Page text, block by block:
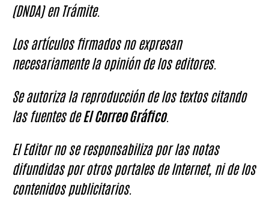
(DNDA) en Trámite.
Los artículos firmados no expresan
necesariamente la opinión de los editores.
Se autoriza la reproducción de los textos citando
las fuentes deEl Correo Gráfico.
El Editor no se responsabiliza por las notas
difundidas por otros portales de Internet, ni de los
contenidos publicitarios.